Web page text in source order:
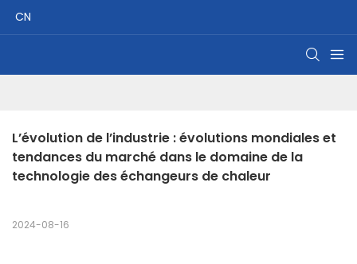
CN
L’évolution de l’industrie : évolutions mondiales et
tendances du marché dans le domaine de la
technologie des échangeurs de chaleur
2024-08-16